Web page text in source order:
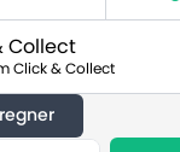
Collect
Click & Collect